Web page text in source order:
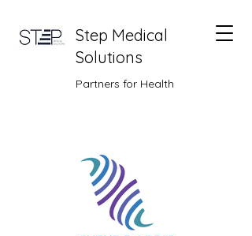
Step Medical
Solutions
Partners for Health